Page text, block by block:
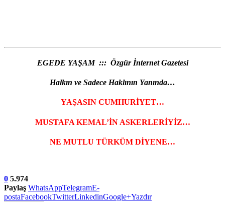
EGEDE YAŞAM ::: Özgür İnternet Gazetesi
Halkın ve Sadece Haklının Yanında…
YAŞASIN CUMHURİYET…
MUSTAFA KEMAL’İN ASKERLERİYİZ…
NE MUTLU TÜRKÜM DİYENE…
0 5.974
Paylaş WhatsAppTelegramE-
postaFacebookTwitterLinkedinGoogle+Yazdır